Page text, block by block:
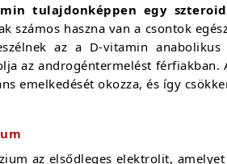
tulajdonképpen egy
számos haszna van a csontok
az a D-vitamin
az androgéntermelést
emelkedését okozza, és így
az elsődleges elektrolit,